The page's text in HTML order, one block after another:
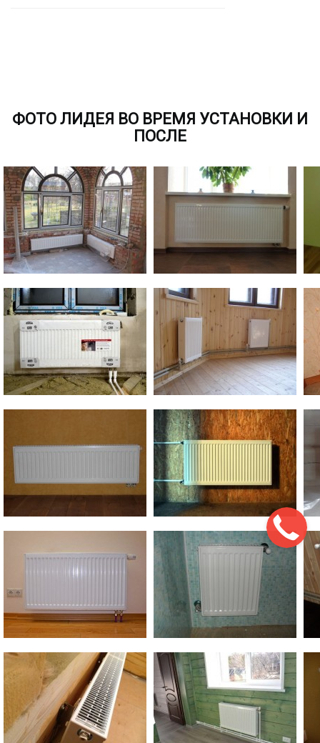
ФОТО ЛИДЕЯ ВО ВРЕМЯ УСТАНОВКИ И
ПОСЛЕ